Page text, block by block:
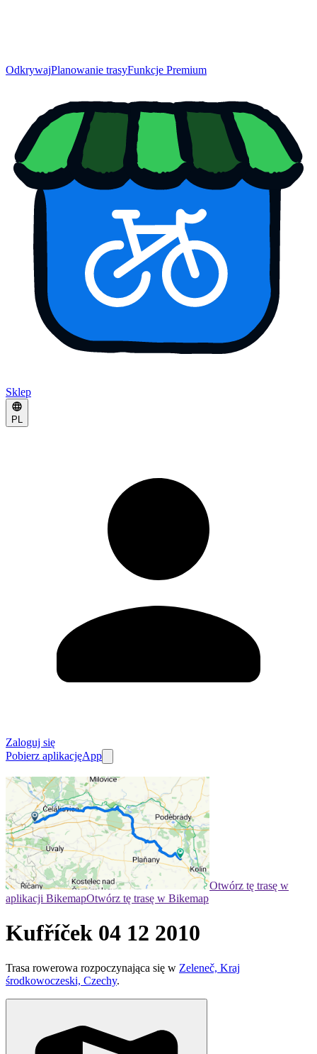
OdkrywajPlanowanie trasyFunkcje Premium
Sklep
PL
Zaloguj się
Pobierz aplikacjęApp
Otwórz tę trasę w
aplikacji BikemapOtwórz tę trasę w Bikemap
Kufříček 04 12 2010
Trasa rowerowa rozpoczynająca się w Zeleneč, Kraj
środkowoczeski, Czechy.